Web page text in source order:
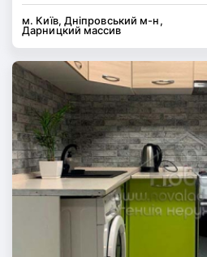
м. Київ, Дніпровський м-н,
Дарницкий массив